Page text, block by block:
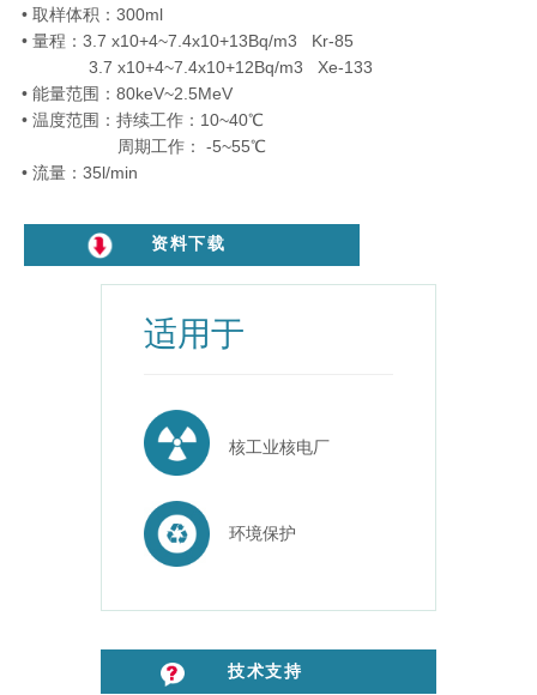
• 取样体积：300ml
• 量程：3.7 x10+4~7.4x10+13Bq/m3 Kr-85
3.7 x10+4~7.4x10+12Bq/m3 Xe-133
• 能量范围：80keV~2.5MeV
• 温度范围：持续工作：10~40℃
周期工作： -5~55℃
• 流量：35l/min
资料下载
适用于
核工业核电厂
环境保护
技术支持